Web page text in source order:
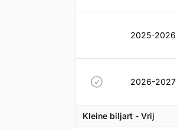
2025-2026
2026-2027
Kleine biljart - Vrij